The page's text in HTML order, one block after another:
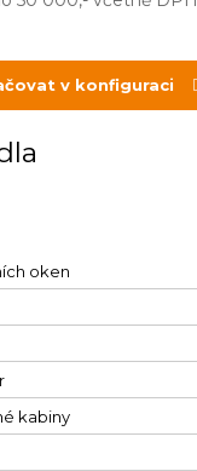
v konfiguraci
oken
kabiny